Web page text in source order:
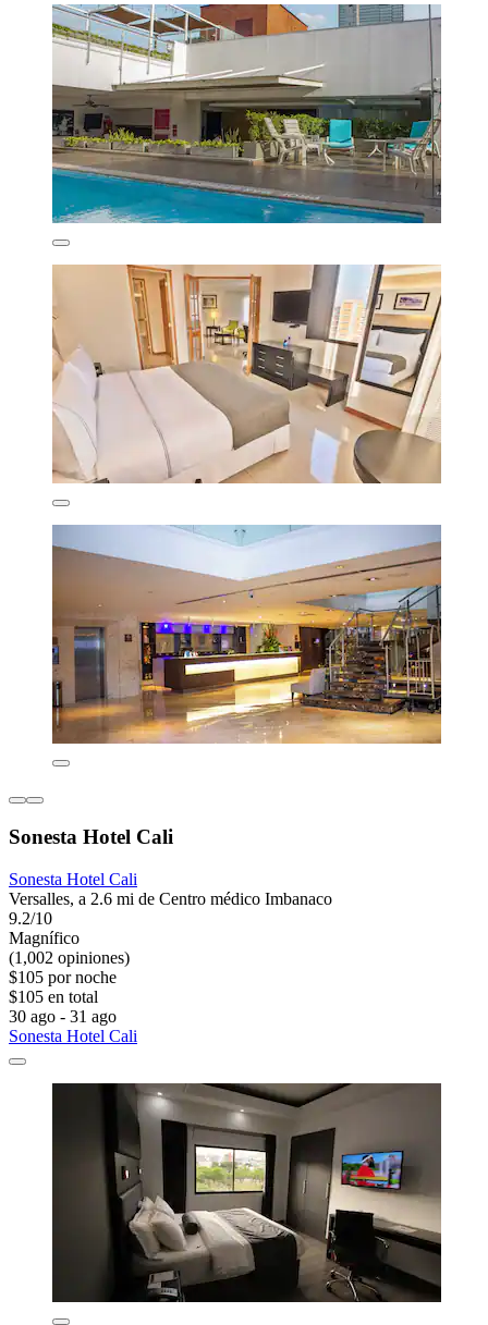
Sonesta Hotel Cali
Sonesta Hotel Cali
Versalles, a 2.6 mi de Centro médico Imbanaco
9.2/10
Magnífico
(1,002 opiniones)
$105 por noche
$105 en total
30 ago - 31 ago
Sonesta Hotel Cali